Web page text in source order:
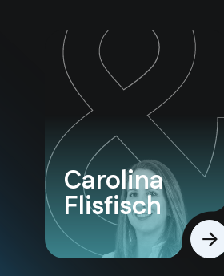
Carolina
Flisfisch